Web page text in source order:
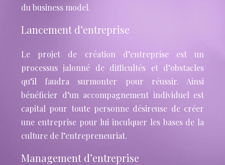
du business model.
Lancement d’entreprise
Le projet de création d’entreprise est un
processus jalonné de difficultés et d’obstacles
qu’il faudra surmonter pour réussir. Ainsi
bénéficier d’un accompagnement individuel est
capital pour toute personne désireuse de créer
une entreprise pour lui inculquer les bases de la
culture de l’entrepreneuriat.
Management d’entreprise